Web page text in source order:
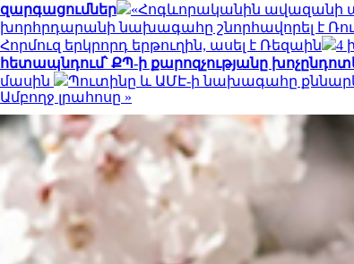
զարգացումներ
«Հոգևորականին ավազանի
խորհրդարանի նախագահը շնորհավորել է
Հորմուզ երկրորդ երթուղին, ասել է Ռեզաին
4
հետապնդում՝ ՔՊ-ի քարոզչությանը
մասին
Պուտինը և ԱՄԷ-ի նախագահը
Ամբողջ լրահոսը »